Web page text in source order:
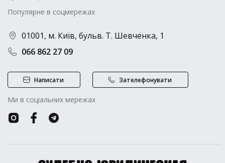
Популярне в соцмережах
066 862 27 09
01001, м. Київ, бульв. Т. Шевченка, 1
Написати Зателефонувати
Ми в соціальних мережах